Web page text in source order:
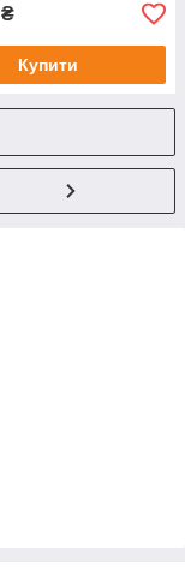
₴
Купити